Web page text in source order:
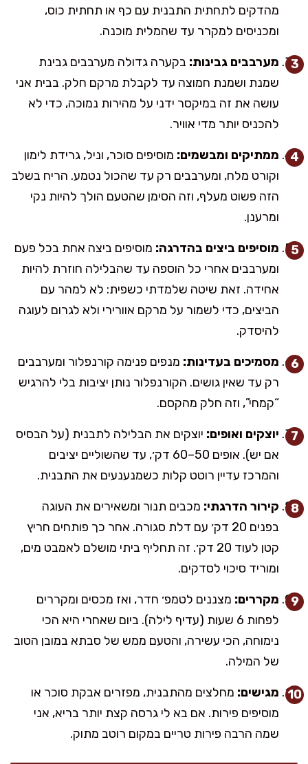
מהדקים לתחתית התבנית עם כף או תחתית כוס,
ומכניסים למקרר עד שהמלית מוכנה.
מערבבים גבינות: בקערה גדולה מערבבים גבינת
שמנת ושמנת חמוצה עד לקבלת מרקם חלק. בבית אני
עושה את זה במיקסר ידני על מהירות נמוכה, כדי לא
להכניס יותר מדי אוויר.
ממתיקים ומבשמים: מוסיפים סוכר, וניל, גרידת לימון
וקורט מלח, ומערבבים רק עד שהכול נטמע. הריח בשלב
הזה פשוט מעלף, וזה הסימן שהטעם הולך להיות נקי
ומרענן.
מוסיפים ביצים בהדרגה: מוסיפים ביצה אחת בכל פעם
ומערבבים אחרי כל הוספה עד שהבלילה חוזרת להיות
אחידה. זאת שיטה שלמדתי כשפית: לא למהר עם
הביצים, כדי לשמור על מרקם אוורירי ולא לגרום לעוגה
להיסדק.
מסמיכים בעדינות: מנפים פנימה קורנפלור ומערבבים
רק עד שאין גושים. הקורנפלור נותן יציבות בלי להרגיש
“קמחי”, וזה חלק מהקסם.
יוצקים ואופים: יוצקים את הבלילה לתבנית (על הבסיס
אם יש). אופים 50–60 דק׳, עד שהשוליים יציבים
והמרכז עדיין רוטט קלות כשמנענעים את התבנית.
קירור הדרגתי: מכבים תנור ומשאירים את העוגה
בפנים 20 דק׳ עם דלת סגורה. אחר כך פותחים חריץ
קטן לעוד 20 דק׳. זה תחליף ביתי מושלם לאמבט מים,
ומוריד סיכוי לסדקים.
מקררים: מצננים לטמפ׳ חדר, ואז מכסים ומקררים
לפחות 6 שעות (עדיף לילה). ביום שאחרי היא הכי
נימוחה, הכי עשירה, והטעם ממש של סבתא במובן הטוב
של המילה.
מגישים: מחלצים מהתבנית, מפזרים אבקת סוכר או
מוסיפים פירות. אם בא לי גרסה קצת יותר בריא, אני
שמה הרבה פירות טריים במקום רוטב מתוק.